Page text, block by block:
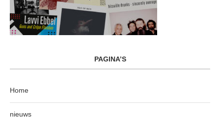
PAGINA’S
Home
nieuws